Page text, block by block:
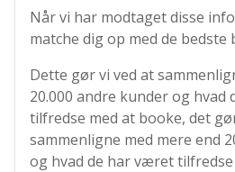
Når vi har modtaget disse
matche dig op med de bedste
Dette gør vi ved at
20.000 andre kunder og
tilfredse med at booke, det
sammenligne med mere end
og hvad de har været